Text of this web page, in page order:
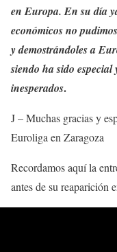
en Europa. En su día
económicos no
y demostrándoles a
siendo ha sido
inesperados.
J – Muchas gracias y
Euroliga en Zaragoza
Recordamos aquí la
antes de su reaparición